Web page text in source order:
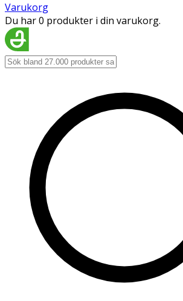
Varukorg
Du har 0 produkter i din varukorg.